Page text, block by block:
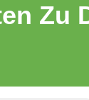
Zu